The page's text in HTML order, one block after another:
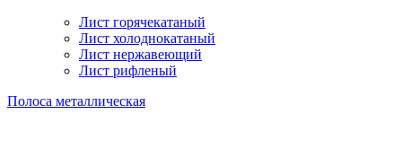
Лист горячекатаный
Лист холоднокатаный
Лист нержавеющий
Лист рифленый
Полоса металлическая